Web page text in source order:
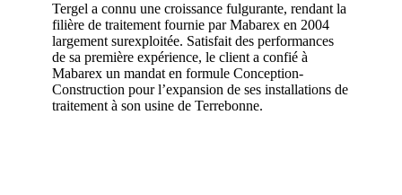
Tergel a connu une croissance fulgurante, rendant la
filière de traitement fournie par Mabarex en 2004
largement surexploitée. Satisfait des performances
de sa première expérience, le client a confié à
Mabarex un mandat en formule Conception-
Construction pour l’expansion de ses installations de
traitement à son usine de Terrebonne.